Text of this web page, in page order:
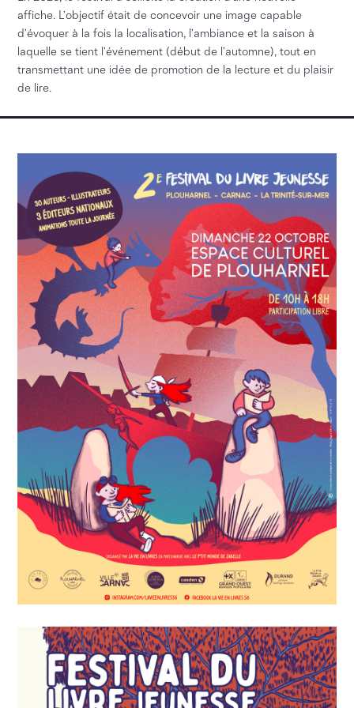
affiche. L’objectif était de concevoir une image capable
d’évoquer à la fois la localisation, l’ambiance et la saison à
laquelle se tient l’événement (début de l’automne), tout en
transmettant une idée de promotion de la lecture et du plaisir
de lire.